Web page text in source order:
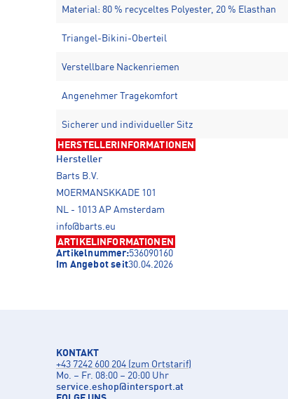
Material: 80 % recyceltes Polyester, 20 % Elasthan
Triangel-Bikini-Oberteil
Verstellbare Nackenriemen
Angenehmer Tragekomfort
Sicherer und individueller Sitz
HERSTELLERINFORMATIONEN
Hersteller
Barts B.V.
MOERMANSKKADE 101
NL - 1013 AP Amsterdam
info@barts.eu
ARTIKELINFORMATIONEN
Artikelnummer:536090160
Im Angebot seit30.04.2026
KONTAKT
+43 7242 600 204 (zum Ortstarif)
Mo. – Fr. 08:00 – 20:00 Uhr
service.eshop@intersport.at